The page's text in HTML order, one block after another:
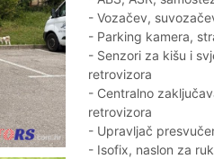
- Vozačev,
- Parking kamera,
- Senzori za kišu i
retrovizora
- Centralno
retrovizora
- Upravljač
- Isofix, naslon za